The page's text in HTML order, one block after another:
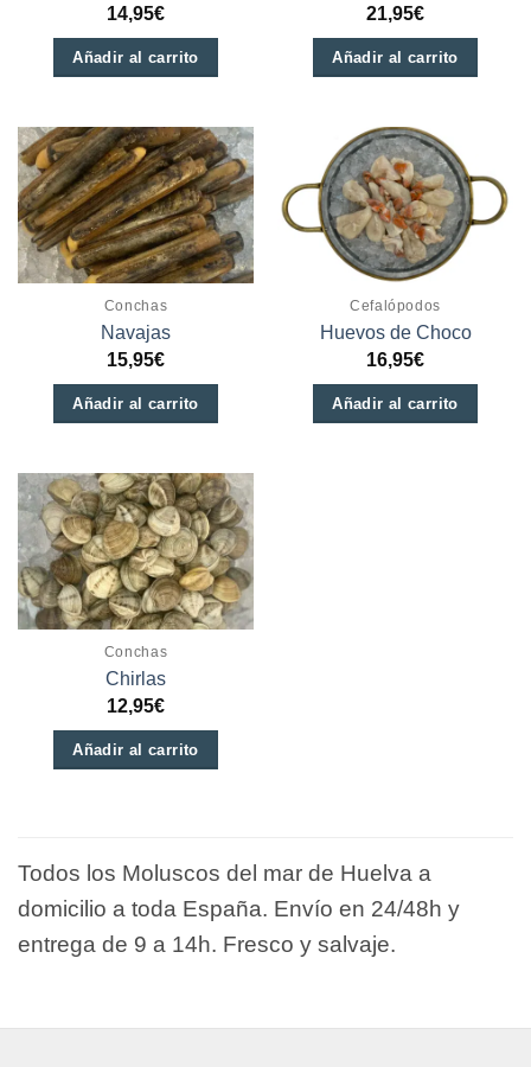
elegir
en
la
de
producto
14,95€
Añadir al carrito
21,95€
Añadir al carrito
Conchas
Navajas
15,95€
Añadir al carrito
Cefalópodos
Huevos de Choco
16,95€
Añadir al carrito
Conchas
Chirlas
12,95€
Añadir al carrito
Todos los Moluscos del mar de Huelva a
domicilio a toda España. Envío en 24/48h y
entrega de 9 a 14h. Fresco y salvaje.